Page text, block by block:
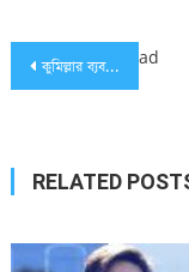
Post
কুমিল্লার ব্যবসায়ী হত্যায় ৯ জনের ফাঁসি ad
RELATED